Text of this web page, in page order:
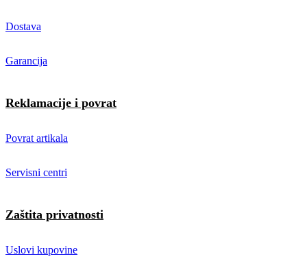
Dostava
Garancija
Reklamacije i povrat
Povrat artikala
Servisni centri
Zaštita privatnosti
Uslovi kupovine